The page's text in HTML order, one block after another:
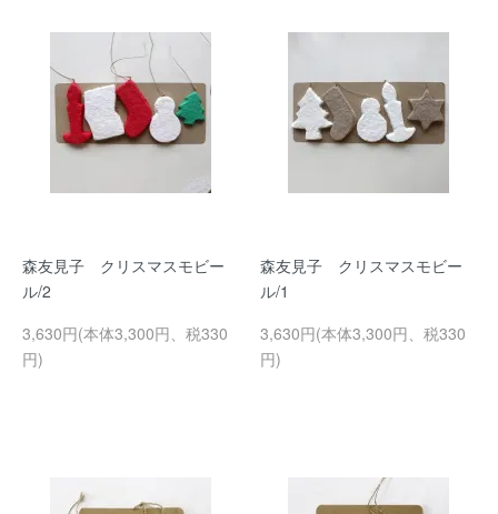
森友見子 クリスマスモビー
ル/2
3,630円(本体3,300円、税330
円)
森友見子 クリスマスモビー
ル/1
3,630円(本体3,300円、税330
円)